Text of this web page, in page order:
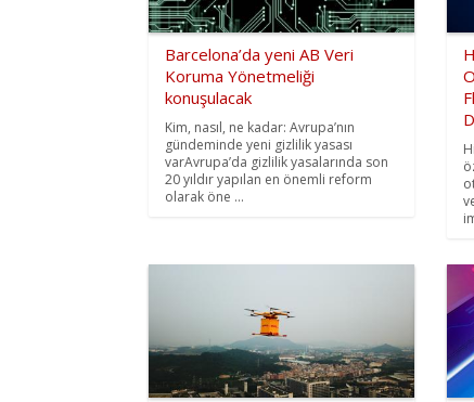
Barcelona’da yeni AB Veri
Koruma Yönetmeliği
konuşulacak
Kim, nasıl, ne kadar: Avrupa’nın
gündeminde yeni gizlilik yasası
varAvrupa’da gizlilik yasalarında son
20 yıldır yapılan en önemli reform
olarak öne ...